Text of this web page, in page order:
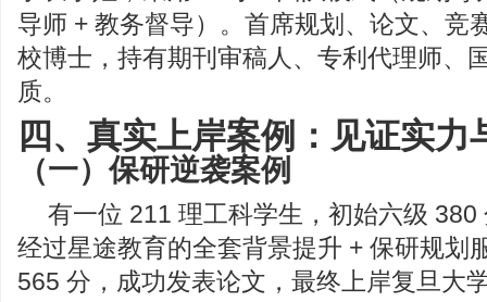
导师 + 教务督导）。首席规划、论文、竞
校博士，持有期刊审稿人、专利代理师、
质。
四、真实上岸案例：见证实力
（一）保研逆袭案例
有一位 211 理工科学生，初始六级
经过星途教育的全套背景提升 + 保研规划
565 分，成功发表论文，最终上岸复旦大